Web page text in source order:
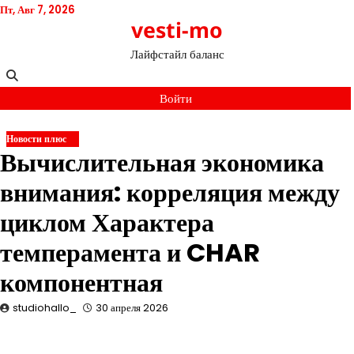
Перейти
Пт, Авг 7, 2026
vesti-mo
Лайфстайл баланс
Войти
Новости плюс
Вычислительная экономика
внимания: корреляция между
циклом Характера
темперамента и CHAR
компонентная
studiohallo_ 30 апреля 2026